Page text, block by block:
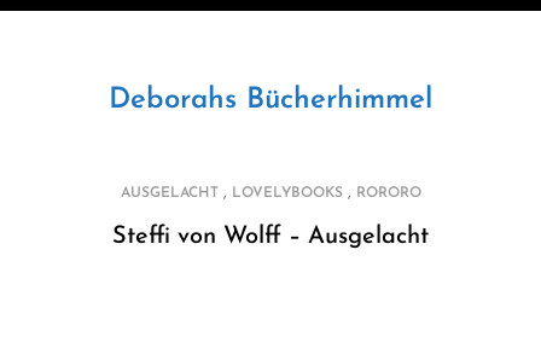
Deborahs Bücherhimmel
AUSGELACHT, LOVELYBOOKS, RORORO
Steffi von Wolff – Ausgelacht